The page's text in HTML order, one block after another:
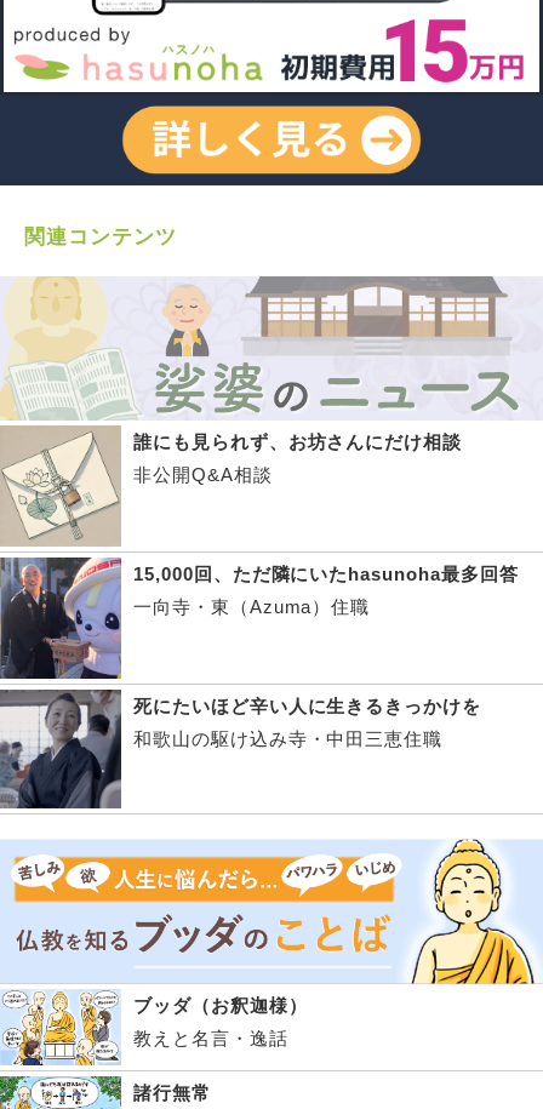
関連コンテンツ
誰にも見られず、お坊さんにだけ相談
非公開Q&A相談
15,000回、ただ隣にいたhasunoha最多回答
一向寺・東（Azuma）住職
死にたいほど辛い人に生きるきっかけを
和歌山の駆け込み寺・中田三恵住職
ブッダ（お釈迦様）
教えと名言・逸話
諸行無常